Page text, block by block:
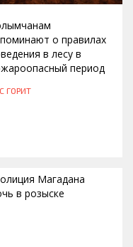
о правилах
в лесу в
период
ГОРИТ
Магадана
в розыске